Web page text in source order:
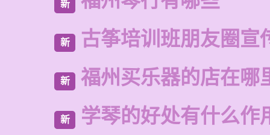
新
新 古筝培训班朋友圈宣
新 福州买乐器的店在哪
新 学琴的好处有什么作